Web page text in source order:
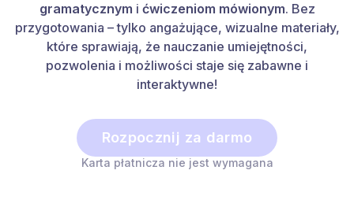
gramatycznym i ćwiczeniom mówionym. Bez
przygotowania – tylko angażujące, wizualne materiały,
które sprawiają, że nauczanie umiejętności,
pozwolenia i możliwości staje się zabawne i
interaktywne!
Rozpocznij za darmo
Karta płatnicza nie jest wymagana